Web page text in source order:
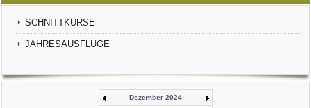
SCHNITTKURSE
JAHRESAUSFLÜGE
Dezember 2024